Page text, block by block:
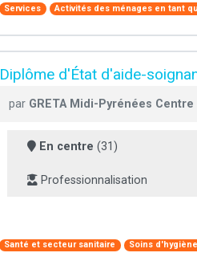
Services Activités des ménages en tant
Diplôme d'État d'aide-
par GRETA Midi-Pyrénées Centre
En centre (31)
Professionnalisation
Santé et secteur sanitaire Soins